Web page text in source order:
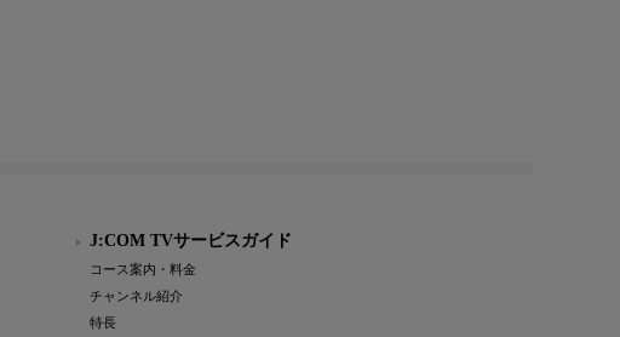
J:COM TVサービスガイド
コース案内・料金
チャンネル紹介
特長